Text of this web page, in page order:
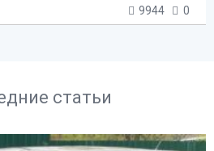
9944 0
статьи